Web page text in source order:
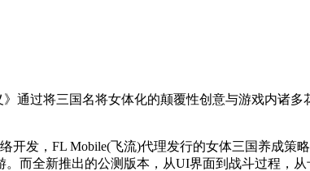
通过将三国名将女体化的颠覆性创意与游戏内诸多
开发，FL Mobile(飞流)代理发行的女体三国养成策
而全新推出的公测版本，从UI界面到战斗过程，